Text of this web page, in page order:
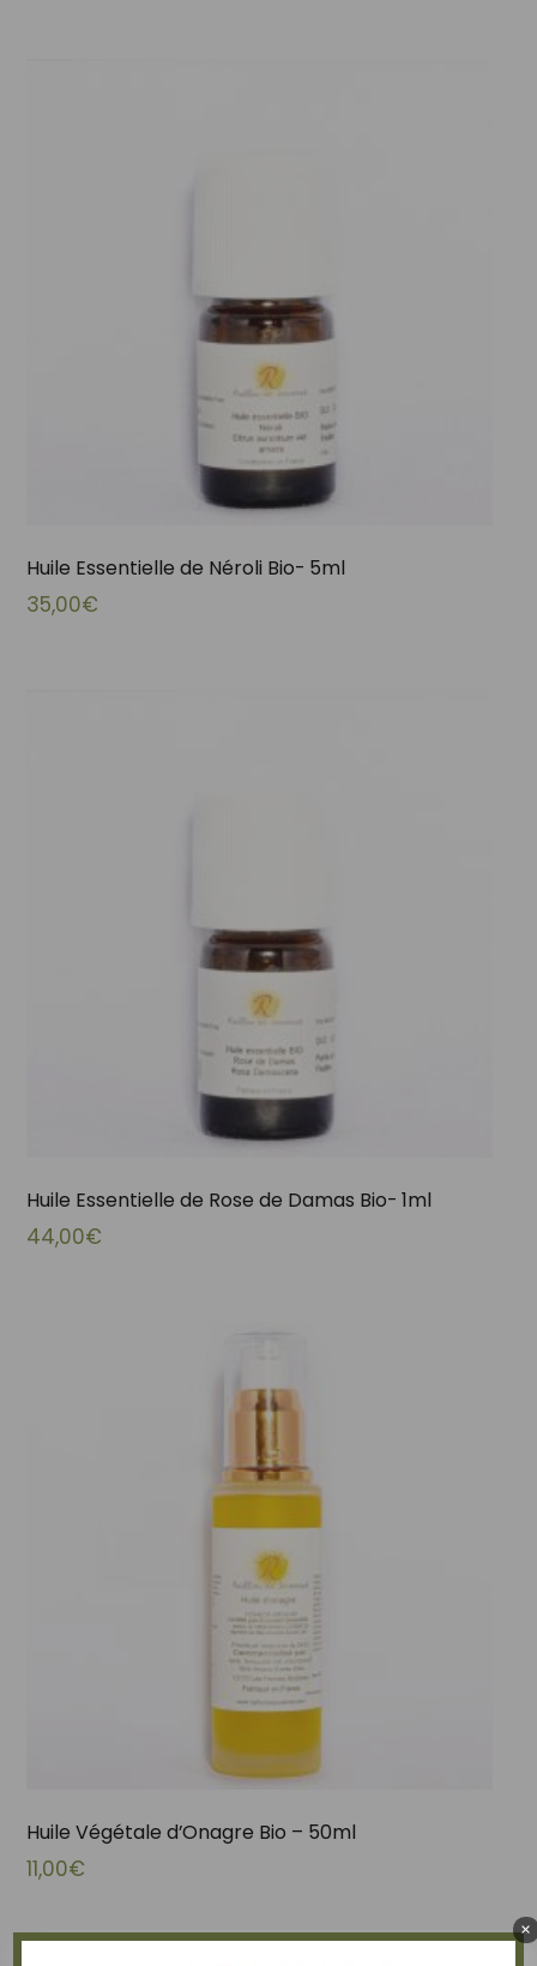
Huile Essentielle de Néroli Bio- 5ml
35,00€
Huile Essentielle de Rose de Damas Bio- 1ml
44,00€
Huile Végétale d’Onagre Bio – 50ml
11,00€
×